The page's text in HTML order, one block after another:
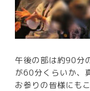
午後の部は約90分
が60分くらいか
お参りの皆様にも